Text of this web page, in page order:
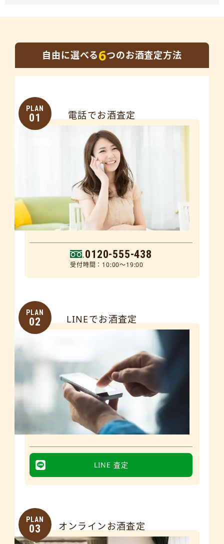
自由に選べる6つのお酒査定方法
PLAN
01 電話でお酒査定
0120-555-438
受付時間：10:00～19:00
PLAN
02 LINEでお酒査定
LINE 査定
PLAN
03 オンラインお酒査定